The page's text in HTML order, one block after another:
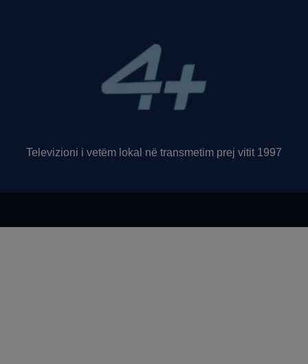
Televizioni i vetëm lokal në transmetim prej vitit 1997